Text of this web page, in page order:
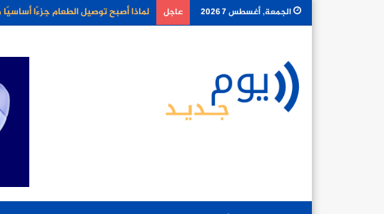
الجمعة, أغسطس 7 2026 عاجل كيف تغير أدوات الذكاء الاصطناعي